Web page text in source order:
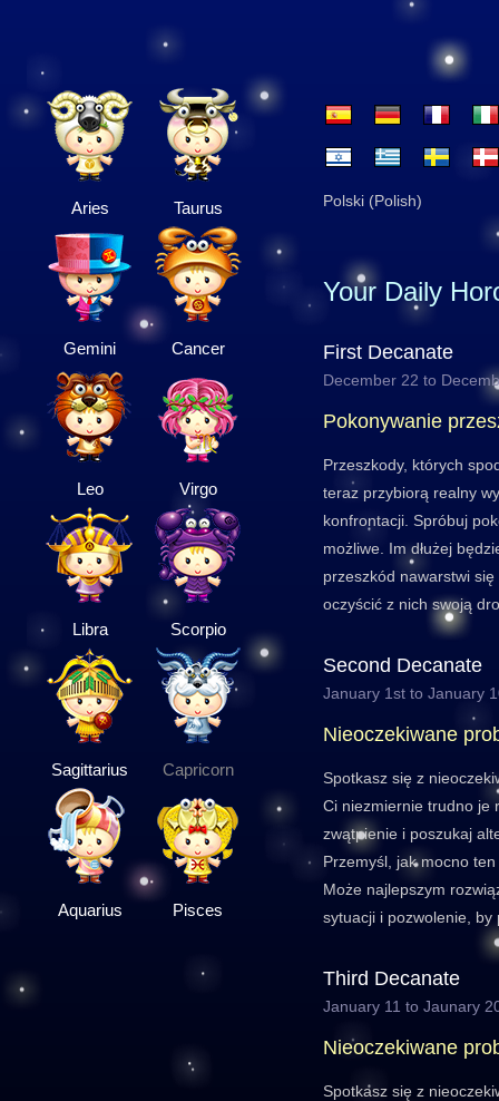
Aries Taurus
Gemini Cancer
Leo Virgo
Libra Scorpio
Sagittarius Capricorn
Aquarius Pisces
Polski (Polish)
Your Daily
First Decanate
December 22 to
Pokonywanie
Przeszkody, których
teraz przybiorą realny
konfrontacji. Spróbuj
możliwe. Im dłużej
przeszkód nawarstwi
oczyścić z nich swoją
Second Decanate
January 1st to January
Nieoczekiwane
Spotkasz się z
Ci niezmiernie trudno je
zwątpienie i poszukaj
Przemyśl, jak mocno
Może najlepszym
sytuacji i pozwolenie, by
Third Decanate
January 11 to Jaunary
Nieoczekiwane
Spotkasz się z